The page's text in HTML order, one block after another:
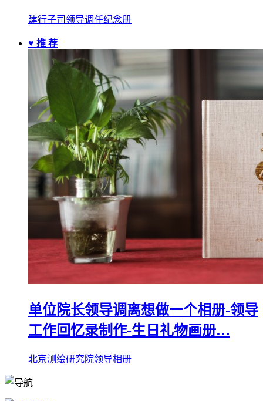
建行子司领导调任纪念册
♥ 推 荐
单位院长领导调离想做一个相册-领导
工作回忆录制作-生日礼物画册…
北京测绘研究院领导相册